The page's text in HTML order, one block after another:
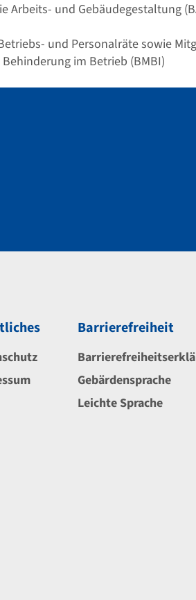
Arbeits- und Gebäudegestaltung
und Personalräte sowie
im Betrieb (BMBI)
Barrierefreiheit
Gebärdensprache
Leichte Sprache